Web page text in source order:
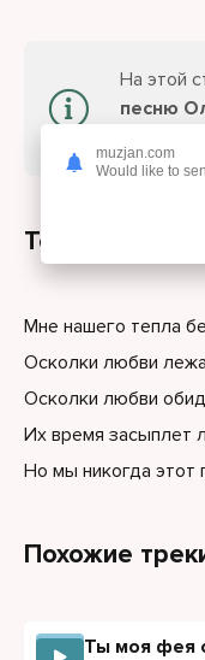
На этой
песню
Текст песни
Мне нашего тепла
Осколки любви
Осколки любви
Их время засыплет
Но мы никогда этот
Похожие
Ты моя фея
muzjan.com
Would like to